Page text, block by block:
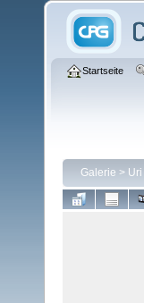
Startseite
Galerie > Uri